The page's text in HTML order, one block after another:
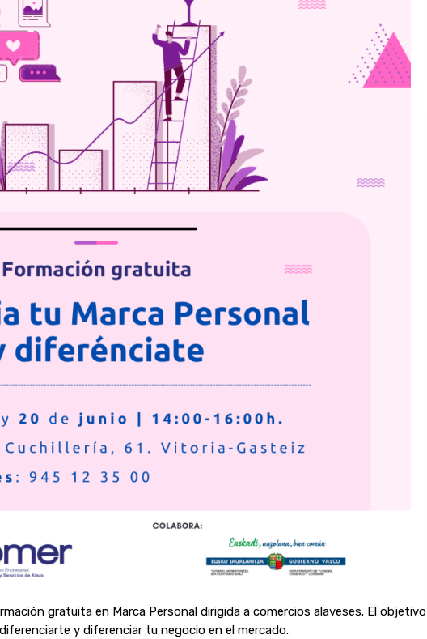
gratuita en Marca Personal dirigida a comercios alaveses. El objetivo
y diferenciar tu negocio en el mercado.